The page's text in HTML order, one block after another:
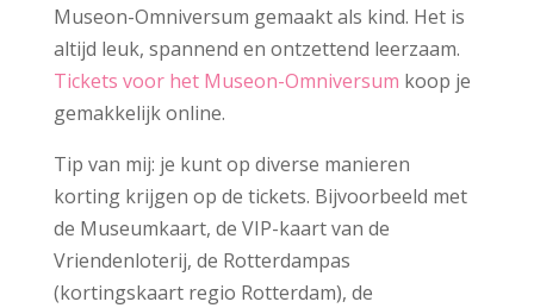
Museon-Omniversum gemaakt als kind. Het is
altijd leuk, spannend en ontzettend leerzaam.
Tickets voor het Museon-Omniversum koop je
gemakkelijk online.
Tip van mij: je kunt op diverse manieren
korting krijgen op de tickets. Bijvoorbeeld met
de Museumkaart, de VIP-kaart van de
Vriendenloterij, de Rotterdampas
(kortingskaart regio Rotterdam), de